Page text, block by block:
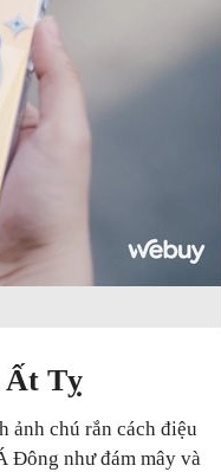
Ất Tỵ
ảnh chú rắn cách điệu
Đông như đám mây và